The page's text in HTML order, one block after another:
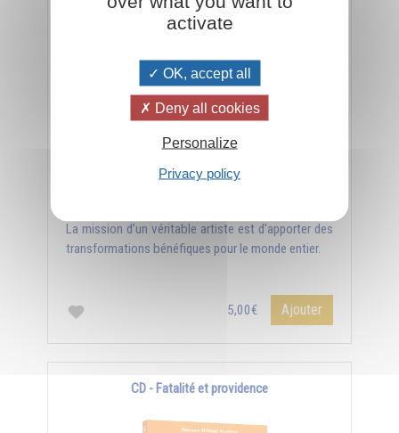
CD - La mission de l'art
La mission d’un véritable artiste est d'apporter des
transformations bénéfiques pour le monde entier.
5,00€ Ajouter
CD - Fatalité et providence
activate
OK, accept all
Deny all cookies
Personalize
Privacy policy